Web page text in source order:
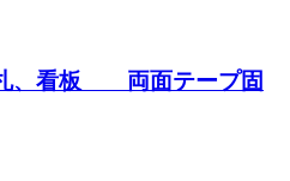
、看板 両面テープ固